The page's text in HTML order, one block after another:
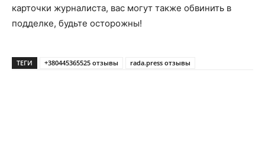
карточки журналиста, вас могут также обвинить в
подделке, будьте осторожны!
ТЕГИ +380445365525 отзывы rada.press отзывы